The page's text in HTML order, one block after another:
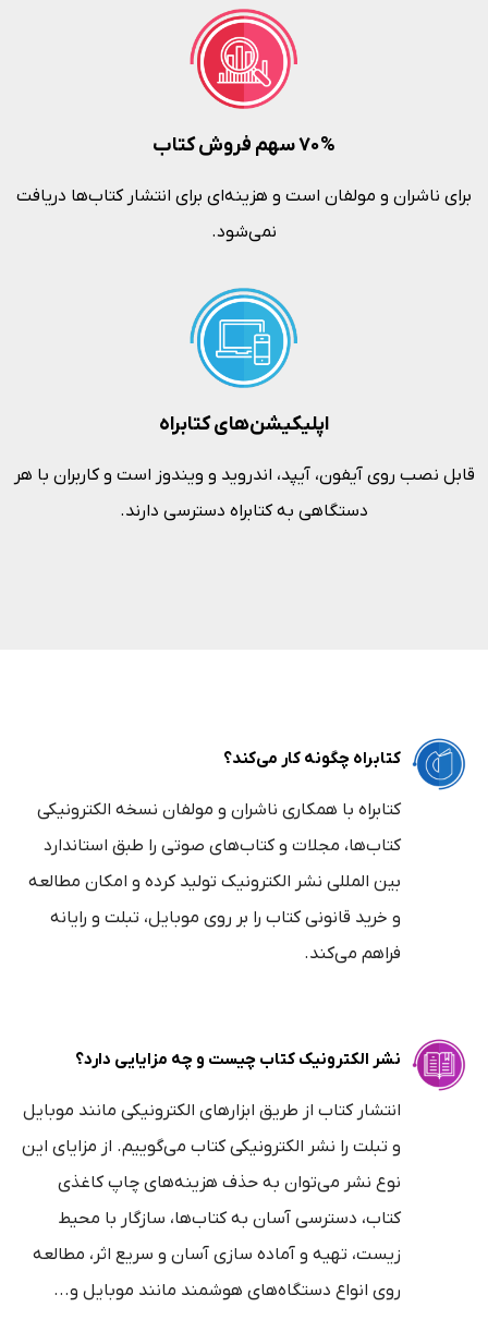
۷۰% سهم فروش کتاب
برای ناشران و مولفان است و هزینه‌ای برای انتشار کتاب‌ها دریافت
نمی‌شود.
اپلیکیشن‌های کتابراه
قابل نصب روی آیفون، آیپد، اندروید و ویندوز است و کاربران با هر
دستگاهی به کتابراه دسترسی دارند.
کتابراه چگونه کار می‌کند؟
کتابراه با همکاری ناشران و مولفان نسخه الکترونیکی
کتاب‌ها، مجلات و کتاب‌های صوتی را طبق استاندارد
بین المللی نشر الکترونیک تولید کرده و امکان مطالعه
و خرید قانونی کتاب را بر روی موبایل، تبلت و رایانه
فراهم می‌کند.
نشر الکترونیک کتاب چیست و چه مزایایی دارد؟
انتشار کتاب از طریق ابزارهای الکترونیکی مانند موبایل
و تبلت را نشر الکترونیکی کتاب می‌گوییم. از مزایای این
نوع نشر می‌توان به حذف هزینه‌های چاپ کاغذی
کتاب، دسترسی آسان به کتاب‌ها، سازگار با محیط
زیست، تهیه و آماده سازی آسان و سریع اثر، مطالعه
روی انواع دستگاه‌های هوشمند مانند موبایل و...